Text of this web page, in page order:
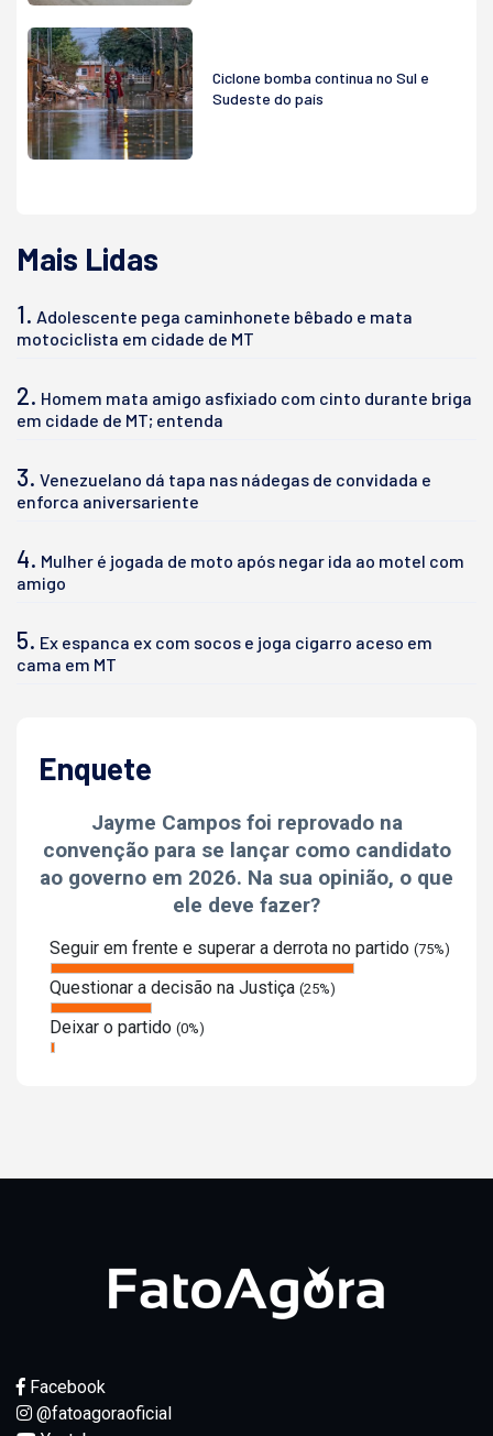
Ciclone bomba continua no Sul e
Sudeste do país
Mais Lidas
1. Adolescente pega caminhonete bêbado e mata
motociclista em cidade de MT
2. Homem mata amigo asfixiado com cinto durante briga
em cidade de MT; entenda
3. Venezuelano dá tapa nas nádegas de convidada e
enforca aniversariente
4. Mulher é jogada de moto após negar ida ao motel com
amigo
5. Ex espanca ex com socos e joga cigarro aceso em
cama em MT
Enquete
Jayme Campos foi reprovado na
convenção para se lançar como candidato
ao governo em 2026. Na sua opinião, o que
ele deve fazer?
Seguir em frente e superar a derrota no partido (75%)
Questionar a decisão na Justiça (25%)
Deixar o partido (0%)
Facebook
@fatoagoraoficial